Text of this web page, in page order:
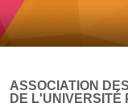
ASSOCIATION
DE L'UNIVERSITÉ